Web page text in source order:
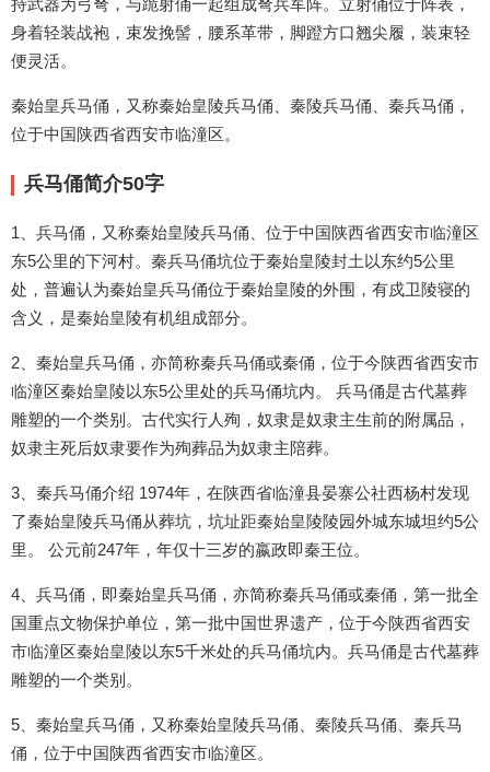
持武器为弓弩，与跪射俑一起组成弩兵军阵。立射俑位于阵表，
身着轻装战袍，束发挽髻，腰系革带，脚蹬方口翘尖履，装束轻
便灵活。
秦始皇兵马俑，又称秦始皇陵兵马俑、秦陵兵马俑、秦兵马俑，
位于中国陕西省西安市临潼区。
兵马俑简介50字
1、兵马俑，又称秦始皇陵兵马俑、位于中国陕西省西安市临潼区
东5公里的下河村。秦兵马俑坑位于秦始皇陵封土以东约5公里
处，普遍认为秦始皇兵马俑位于秦始皇陵的外围，有戍卫陵寝的
含义，是秦始皇陵有机组成部分。
2、秦始皇兵马俑，亦简称秦兵马俑或秦俑，位于今陕西省西安市
临潼区秦始皇陵以东5公里处的兵马俑坑内。 兵马俑是古代墓葬
雕塑的一个类别。古代实行人殉，奴隶是奴隶主生前的附属品，
奴隶主死后奴隶要作为殉葬品为奴隶主陪葬。
3、秦兵马俑介绍 1974年，在陕西省临潼县晏寨公社西杨村发现
了秦始皇陵兵马俑从葬坑，坑址距秦始皇陵陵园外城东城坦约5公
里。 公元前247年，年仅十三岁的嬴政即秦王位。
4、兵马俑，即秦始皇兵马俑，亦简称秦兵马俑或秦俑，第一批全
国重点文物保护单位，第一批中国世界遗产，位于今陕西省西安
市临潼区秦始皇陵以东5千米处的兵马俑坑内。兵马俑是古代墓葬
雕塑的一个类别。
5、秦始皇兵马俑，又称秦始皇陵兵马俑、秦陵兵马俑、秦兵马
俑，位于中国陕西省西安市临潼区。